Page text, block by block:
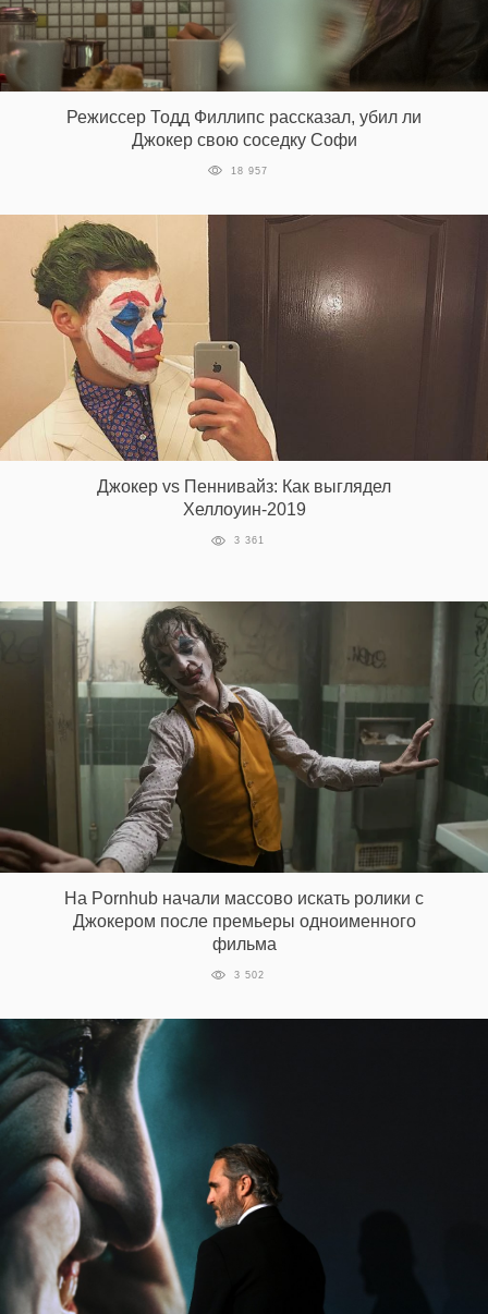
Режиссер Тодд Филлипс рассказал, убил ли
Джокер свою соседку Софи
18 957
Джокер vs Пеннивайз: Как выглядел
Хеллоуин-2019
3 361
На Pornhub начали массово искать ролики с
Джокером после премьеры одноименного
фильма
3 502